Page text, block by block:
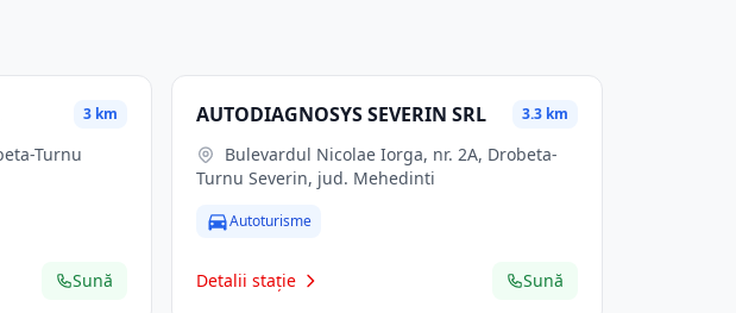
3 km
Sună
AUTODIAGNOSYS SEVERIN SRL 3.3 km
Turnu Severin, jud. Mehedinti
Autoturisme
Detalii stație Sună